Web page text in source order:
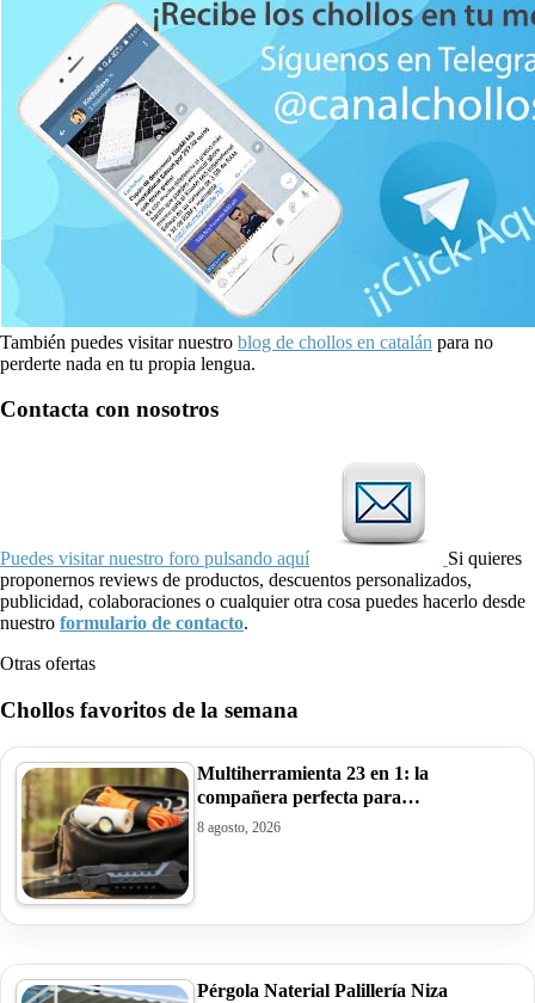
También puedes visitar nuestro blog de chollos en catalán para no
perderte nada en tu propia lengua.
Contacta con nosotros
Puedes visitar nuestro foro pulsando aquí
Si quieres
proponernos reviews de productos, descuentos personalizados,
publicidad, colaboraciones o cualquier otra cosa puedes hacerlo desde
nuestro formulario de contacto.
Otras ofertas
Chollos favoritos de la semana
Multiherramienta 23 en 1: la
compañera perfecta para…
8 agosto, 2026
Pérgola Naterial Palillería Niza